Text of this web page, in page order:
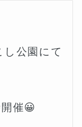
公園にて
催😀